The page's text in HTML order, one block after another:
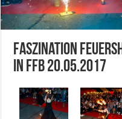
Faszination
in FFB 20.05.2017